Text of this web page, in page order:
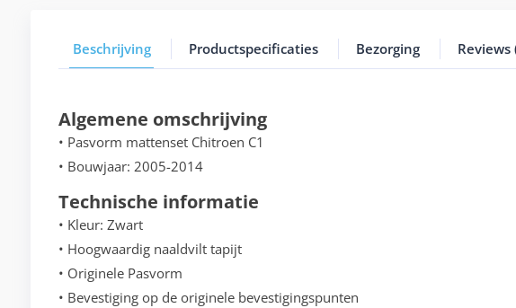
Beschrijving Productspecificaties Bezorging Reviews
Algemene omschrijving
• Pasvorm mattenset Chitroen C1
• Bouwjaar: 2005-2014
Technische informatie
• Kleur: Zwart
• Hoogwaardig naaldvilt tapijt
• Originele Pasvorm
• Bevestiging op de originele bevestigingspunten